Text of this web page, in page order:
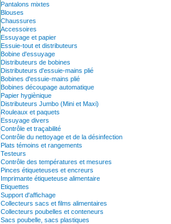
Pantalons mixtes
Blouses
Chaussures
Accessoires
Essuyage et papier
Essuie-tout et distributeurs
Bobine d'essuyage
Distributeurs de bobines
Distributeurs d'essuie-mains plié
Bobines d'essuie-mains plié
Bobines découpage automatique
Papier hygiènique
Distributeurs Jumbo (Mini et Maxi)
Rouleaux et paquets
Essuyage divers
Contrôle et traçabilité
Contrôle du nettoyage et de la désinfection
Plats témoins et rangements
Testeurs
Contrôle des températures et mesures
Pinces étiqueteuses et encreurs
Imprimante étiqueteuse alimentaire
Etiquettes
Support d'affichage
Collecteurs sacs et films alimentaires
Collecteurs poubelles et conteneurs
Sacs poubelle, sacs plastiques